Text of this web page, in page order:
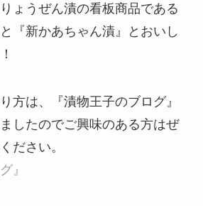
ょうぜん漬の看板商品である
『新かあちゃん漬』とおいし
方は、『漬物王子のブログ』
したのでご興味のある方はぜ
ださい。
』